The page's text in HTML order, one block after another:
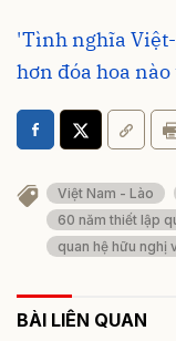
'Tình nghĩa
hơn đóa hoa
Việt Nam - Lào
60 năm thiết lập
quan hệ hữu nghị
BÀI LIÊN QUAN